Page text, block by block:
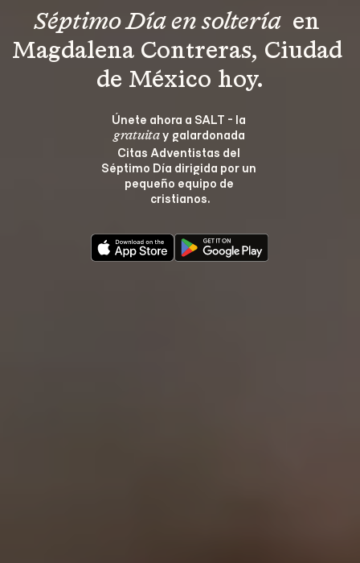
Séptimo Día en soltería en
Magdalena Contreras, Ciudad
de México hoy.
Únete ahora a SALT - la
gratuita y galardonada
Citas Adventistas del
Séptimo Día dirigida por un
pequeño equipo de
cristianos.